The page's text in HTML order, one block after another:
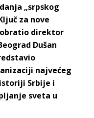
„srpskog
za nove
direktor
Dušan
najvećeg
Srbije i
sveta u